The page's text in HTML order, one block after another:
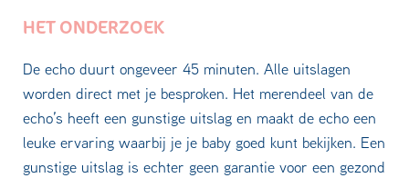
HET ONDERZOEK
De echo duurt ongeveer 45 minuten. Alle uitslagen
worden direct met je besproken. Het merendeel van de
echo’s heeft een gunstige uitslag en maakt de echo een
leuke ervaring waarbij je je baby goed kunt bekijken. Een
gunstige uitslag is echter geen garantie voor een gezond